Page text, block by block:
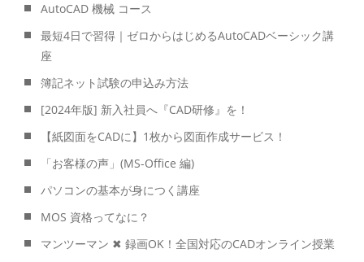
AutoCAD 機械 コース
最短4日で習得｜ゼロからはじめるAutoCADベーシック講
座
簿記ネット試験の申込み方法
[2024年版] 新入社員へ『CAD研修』を！
【紙図面をCADに】1枚から図面作成サービス！
「お客様の声」(MS-Office 編)
パソコンの基本が身につく講座
MOS 資格ってなに？
マンツーマン ✖ 録画OK！全国対応のCADオンライン授業